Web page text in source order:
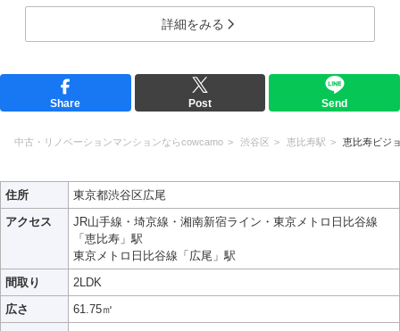
詳細をみる
Share Post Send
中古・リノベーションマンションならcowcamo 渋谷区 恵比寿駅 恵比寿ビジ
住所
東京都渋谷区広尾
アクセス
JR山手線・埼京線・湘南新宿ライン・東京メトロ日比谷線
「恵比寿」駅
東京メトロ日比谷線「広尾」駅
間取り
2LDK
広さ
61.75㎡